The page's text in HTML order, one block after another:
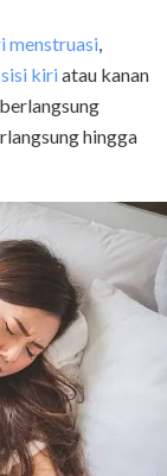
menstruasi,
sisi kiriatau kanan
hingga